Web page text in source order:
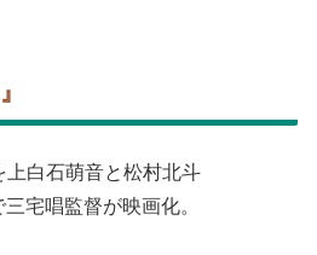
白石萌音と松村北斗
宅唱監督が映画化。